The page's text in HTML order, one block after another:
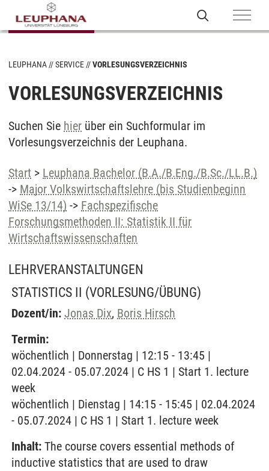
LEUPHANA SERVICE VORLESUNGSVERZEICHNIS
VORLESUNGSVERZEICHNIS
Suchen Sie hier über ein Suchformular im
Vorlesungsverzeichnis der Leuphana.
Start > Leuphana Bachelor (B.A./B.Eng./B.Sc./LL.B.)
-> Major Volkswirtschaftslehre (bis Studienbeginn
WiSe 13/14) -> Fachspezifische
Forschungsmethoden II: Statistik II für
Wirtschaftswissenschaften
LEHRVERANSTALTUNGEN
STATISTICS II (VORLESUNG/ÜBUNG)
Dozent/in: Jonas Dix, Boris Hirsch
Termin:
wöchentlich | Donnerstag | 12:15 - 13:45 |
02.04.2024 - 05.07.2024 | C HS 1 | Start 1. lecture
week
wöchentlich | Dienstag | 14:15 - 15:45 | 02.04.2024
- 05.07.2024 | C HS 1 | Start 1. lecture week
Inhalt: The course covers essential methods of
inductive statistics that are used to draw